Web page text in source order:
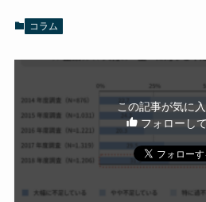
コラム
この記事が気に
フォローして